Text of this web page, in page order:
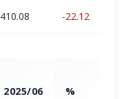
410.08 -22.12
2025/06 %